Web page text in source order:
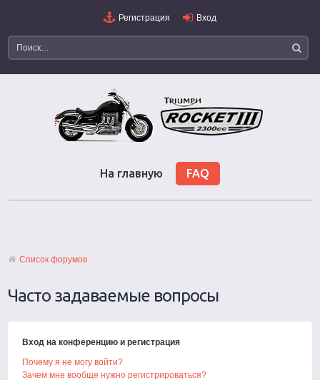
Регистрация Вход
На главную FAQ
Список форумов
Часто задаваемые вопросы
Вход на конференцию и регистрация
Почему я не могу войти?
Зачем мне вообще нужно регистрироваться?